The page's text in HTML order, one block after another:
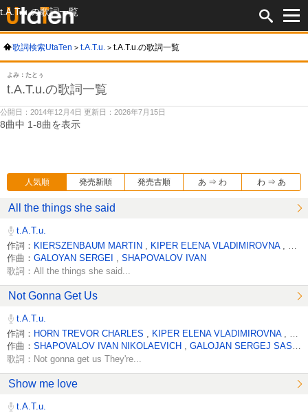
t.A.T.u.の歌詞一覧
歌詞検索UtaTen t.A.T.u. t.A.T.u.の歌詞一覧
よみ：たとぅ
t.A.T.u.の歌詞一覧
公開日：2014年12月4日 更新日：2026年7月15日
8曲中 1-8曲を表示
人気順 発売新順 発売古順 あ ⇒ わ わ ⇒ あ
All the things she said
t.A.T.u.
作詞： KIERSZENBAUM MARTIN KIPER ELENA VLADIMIROVNA
作曲： GALOYAN SERGEI SHAPOVALOV IVAN
歌詞：All the things she said...
Not Gonna Get Us
t.A.T.u.
作詞： HORN TREVOR CHARLES KIPER ELENA VLADIMIROVNA
作曲： SHAPOVALOV IVAN NIKOLAEVICH GALOJAN SERGEJ SASUNIKOVICH
歌詞：Not gonna get us They're...
Show me love
t.A.T.u.